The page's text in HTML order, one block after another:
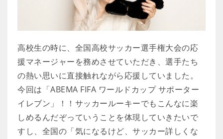
高校生の時に、全国高校サッカー選手権大会の応
援マネージャーを務めさせていただき、選手たち
の熱い思いに直接触れながら応援していました。
今回は「ABEMA FIFA ワールドカップ サポーター
イレブン」！！サッカールーキーでもこんなに楽
しめるんだぞっていうことを体現していきたいで
すし、全国の「気になるけど、サッカー詳しくな